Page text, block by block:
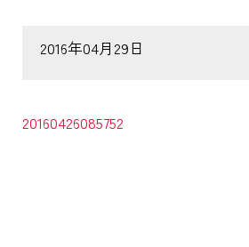
2016年04月29日
20160426085752